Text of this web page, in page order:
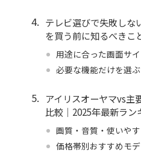
テレビ選びで失敗しな
を買う前に知るべきこ
用途に合った画面サ
必要な機能だけを選
アイリスオーヤマvs主
比較｜2025年最新ラン
画質・音質・使いや
価格帯別おすすめモ